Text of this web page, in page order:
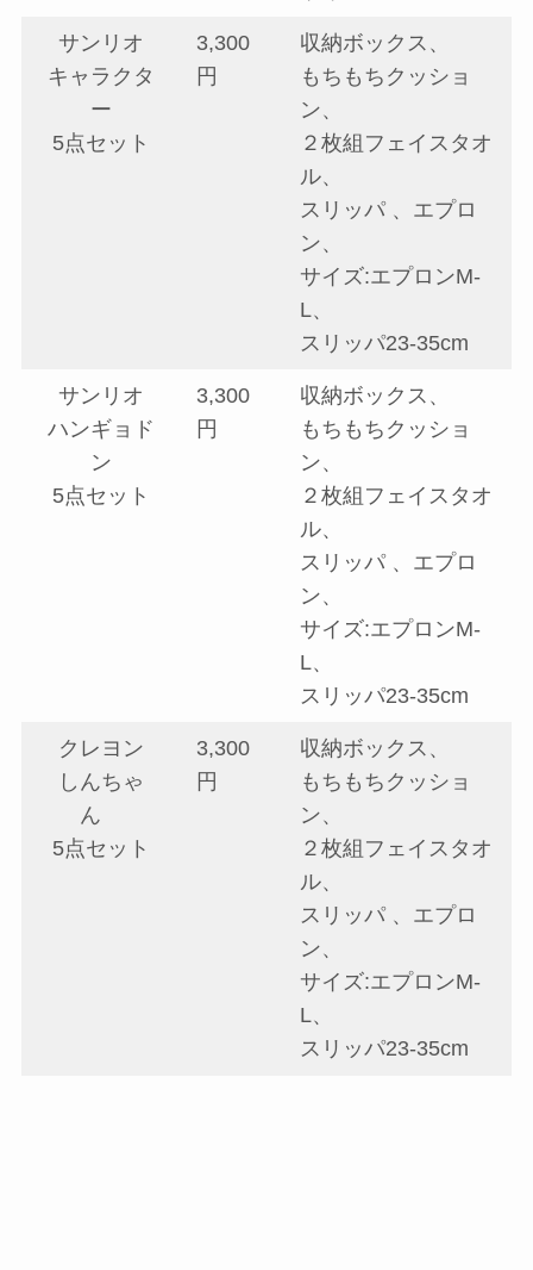
サンリオ
キャラクタ
ー
5点セット
3,300
円
収納ボックス、
もちもちクッショ
ン、
２枚組フェイスタオ
ル、
スリッパ 、エプロ
ン、
サイズ:エプロンM-
L、
スリッパ23-35cm
サンリオ
ハンギョド
ン
5点セット
3,300
円
収納ボックス、
もちもちクッショ
ン、
２枚組フェイスタオ
ル、
スリッパ 、エプロ
ン、
サイズ:エプロンM-
L、
スリッパ23-35cm
クレヨン
しんちゃ
ん
5点セット
3,300
円
収納ボックス、
もちもちクッショ
ン、
２枚組フェイスタオ
ル、
スリッパ 、エプロ
ン、
サイズ:エプロンM-
L、
スリッパ23-35cm